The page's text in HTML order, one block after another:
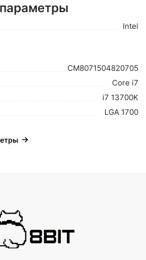
Intel
CM8071504820705
Core i7
i7 13700K
LGA 1700